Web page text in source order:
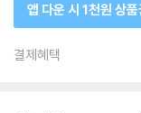
앱 다운 시 1천원 상품
결제혜택